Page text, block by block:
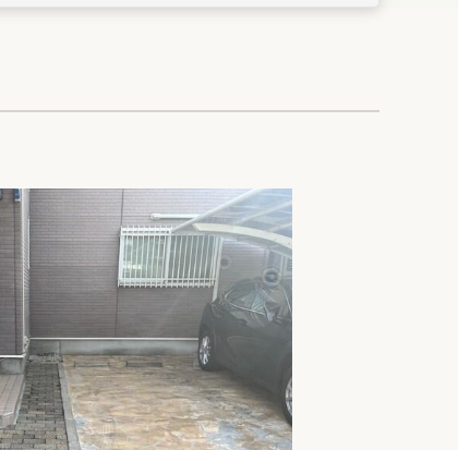
をつくる、価値・性能向上
ル